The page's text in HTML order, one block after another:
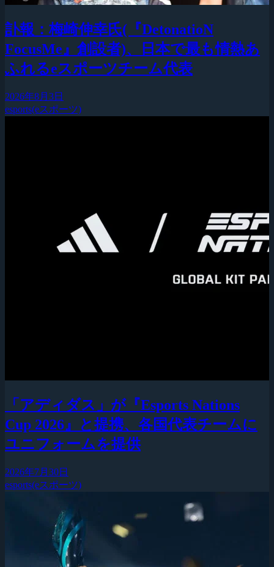
訃報：梅崎伸幸氏(『DetonatioN
FocusMe』創設者)、日本で最も情熱あ
ふれるeスポーツチーム代表
2026年8月3日
esports(eスポーツ)
「アディダス」が『Esports Nations
Cup 2026』と提携、各国代表チームに
ユニフォームを提供
2026年7月30日
esports(eスポーツ)